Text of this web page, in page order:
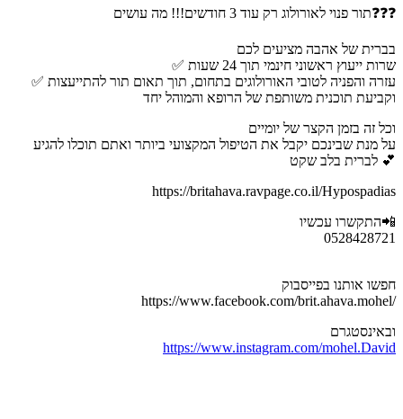
תור פנוי לאורולוג רק עוד 3 חודשים!!! מה עושים❓❓❓
בברית של אהבה מציעים לכם
✅ שרות ייעוץ ראשוני חינמי תוך 24 שעות
✅ עזרה והפניה לטובי האורולוגים בתחום, תוך תאום תור להתייעצות
וקביעת תוכנית משותפת של הרופא והמוהל יחד
וכל זה בזמן הקצר של יומיים
על מנת שבינכם יקבל את הטיפול המקצועי ביותר ואתם תוכלו להגיע
לברית בלב שקט 💕
https://britahava.ravpage.co.il/Hypospadias
התקשרו עכשיו📲
0528428721
חפשו אותנו בפייסבוק
https://www.facebook.com/brit.ahava.mohel/
ובאינסטגרם
https://www.instagram.com/mohel.David